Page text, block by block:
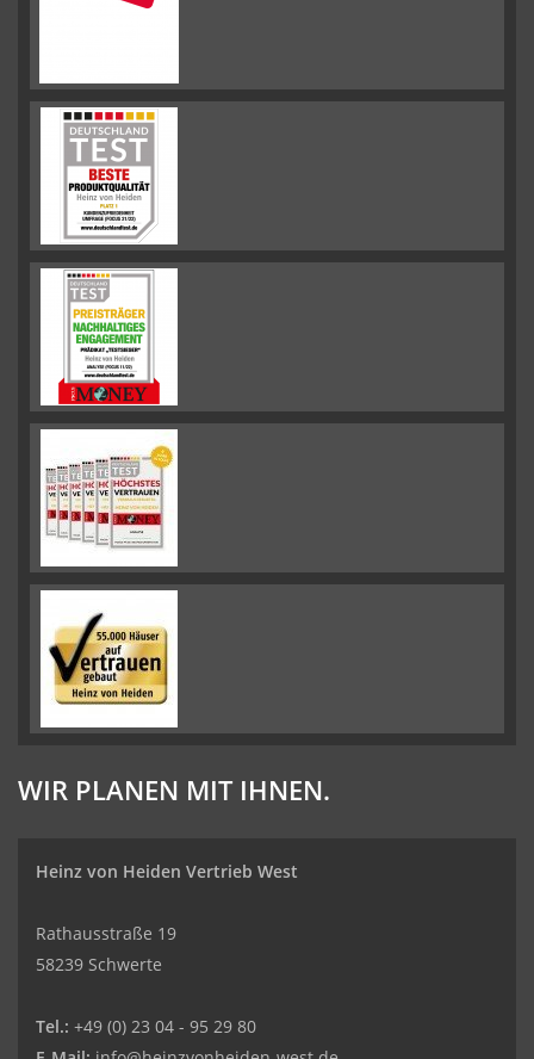
WIR PLANEN MIT IHNEN.
Heinz von Heiden Vertrieb West
Rathausstraße 19
58239 Schwerte
Tel.: +49 (0) 23 04 - 95 29 80